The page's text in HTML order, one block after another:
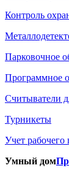
Контроль
Парковочное
Программное
Считыватели
Турникеты
Учет рабочего
Умный дом